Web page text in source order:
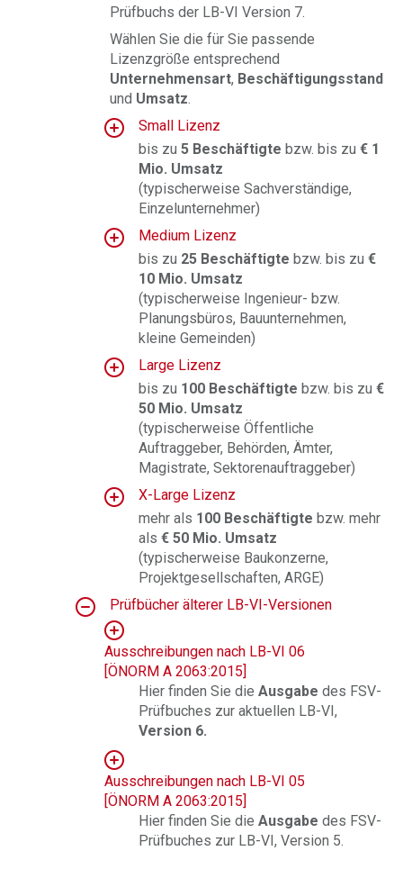
Prüfbuchs der LB-VI Version 7.
Wählen Sie die für Sie passende
Lizenzgröße entsprechend
Unternehmensart, Beschäftigungsstand
und Umsatz.
Small Lizenz
bis zu5 Beschäftigtebzw. bis zu€ 1
Mio. Umsatz
(typischerweise Sachverständige,
Einzelunternehmer)
Medium Lizenz
bis zu 25 Beschäftigtebzw. bis zu€
10 Mio. Umsatz
(typischerweise Ingenieur- bzw.
Planungsbüros, Bauunternehmen,
kleine Gemeinden)
Large Lizenz
bis zu 100 Beschäftigtebzw. bis zu€
50 Mio. Umsatz
(typischerweise Öffentliche
Auftraggeber, Behörden, Ämter,
Magistrate, Sektorenauftraggeber)
X-Large Lizenz
mehr als 100 Beschäftigtebzw. mehr
als€ 50 Mio. Umsatz
(typischerweise Baukonzerne,
Projektgesellschaften, ARGE)
Prüfbücher älterer LB-VI-Versionen
Ausschreibungen nach LB-VI 06
[ÖNORM A 2063:2015]
Hier finden Sie dieAusgabedes FSV-
Prüfbuches zur aktuellen LB-VI,
Version 6.
Ausschreibungen nach LB-VI 05
[ÖNORM A 2063:2015]
Hier finden Sie dieAusgabedes FSV-
Prüfbuches zur LB-VI, Version 5.